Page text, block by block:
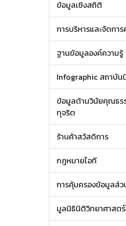
ข้อมูลเชิงสถิติ
การบริหารและจัดกา
ฐานข้อมูลองค์ความรู้
Infographic สถาบัน
ข้อมูลด้านวินัยคุณธร
ทุจริต
ร้านค้าสวัสดิการ
กฎหมายไอที
การคุ้มครองข้อมูลส่
มูลนิธินิติวิทยาศาสตร์